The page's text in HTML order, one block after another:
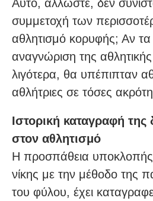
Αυτό, άλλωστε, δεν
συμμετοχή των
αθλητισμό κορυφής; Αν
αναγνώριση της
λιγότερα, θα υπέπιπταν
αθλήτριες σε τόσες
Ιστορική καταγραφή της
στον αθλητισμό
Η προσπάθεια υποκλοπής
νίκης με την μέθοδο της
του φύλου, έχει